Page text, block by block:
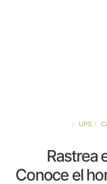
UPS
Rastrea
Conoce el